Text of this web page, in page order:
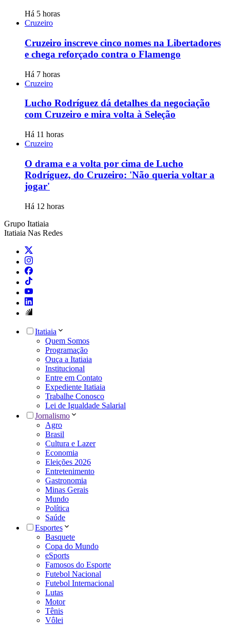
Há 5 horas
Cruzeiro
Cruzeiro inscreve cinco nomes na Libertadores
e chega reforçado contra o Flamengo
Há 7 horas
Cruzeiro
Lucho Rodríguez dá detalhes da negociação
com Cruzeiro e mira volta à Seleção
Há 11 horas
Cruzeiro
O drama e a volta por cima de Lucho
Rodríguez, do Cruzeiro: 'Não queria voltar a
jogar'
Há 12 horas
Grupo Itatiaia
Itatiaia Nas Redes
Itatiaia
Quem Somos
Programação
Ouça a Itatiaia
Institucional
Entre em Contato
Expediente Itatiaia
Trabalhe Conosco
Lei de Igualdade Salarial
Jornalismo
Agro
Brasil
Cultura e Lazer
Economia
Eleições 2026
Entretenimento
Gastronomia
Minas Gerais
Mundo
Política
Saúde
Esportes
Basquete
Copa do Mundo
eSports
Famosos do Esporte
Futebol Nacional
Futebol Internacional
Lutas
Motor
Tênis
Vôlei